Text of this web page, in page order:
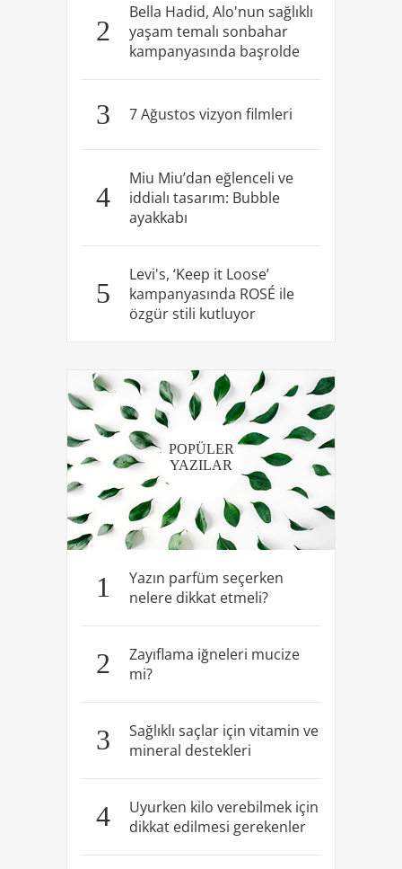
2
Bella Hadid, Alo'nun sağlıklı
yaşam temalı sonbahar
kampanyasında başrolde
3 7 Ağustos vizyon filmleri
4
Miu Miu’dan eğlenceli ve
iddialı tasarım: Bubble
ayakkabı
5
Levi's, ‘Keep it Loose’
kampanyasında ROSÉ ile
özgür stili kutluyor
POPÜLER
YAZILAR
1
Yazın parfüm seçerken
nelere dikkat etmeli?
2
Zayıflama iğneleri mucize
mi?
3
Sağlıklı saçlar için vitamin ve
mineral destekleri
4
Uyurken kilo verebilmek için
dikkat edilmesi gerekenler